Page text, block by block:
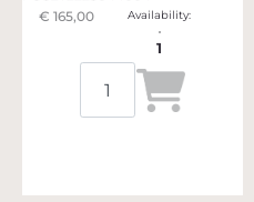
€ 165,00
Availability:
1
Quantità